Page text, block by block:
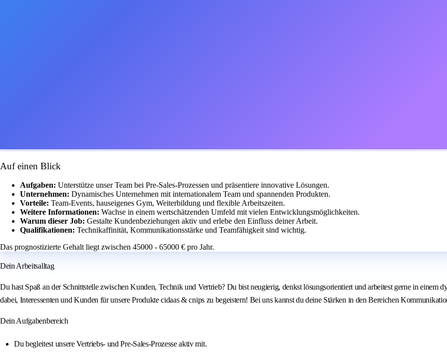
Auf einen Blick
Aufgaben: Unterstütze unser Team bei Pre-Sales-Prozessen und präsentiere innovative Lösungen.
Unternehmen: Dynamisches Unternehmen mit internationalem Team und spannenden Produkten.
Vorteile: Team-Events, hauseigenes Gym, Weiterbildung und flexible Arbeitszeiten.
Weitere Informationen: Wachse in einem wertschätzenden Umfeld mit vielen Entwicklungsmöglichkeiten.
Warum dieser Job: Gestalte Kundenbeziehungen aktiv und erlebe den Einfluss deiner Arbeit.
Qualifikationen: Technikaffinität, Kommunikationsstärke und Teamfähigkeit sind wichtig.
Das prognostizierte Gehalt liegt zwischen 45000 - 65000 € pro Jahr.
Dein Arbeitsalltag
Du hast Spaß an der Schnittstelle zwischen Kunden, Technik und Vertrieb? Du bist neugierig, denkst lösungsorientiert und arbeitest gerne in einem
dabei, Interessenten und Kunden für unsere Produkte cidaas & cnips zu begeistern! Bei uns kannst du deine Stärken in den Bereichen
Dein Aufgabenbereich
Du begleitest unsere Vertriebs- und Pre‑Sales‑Prozesse aktiv mit.